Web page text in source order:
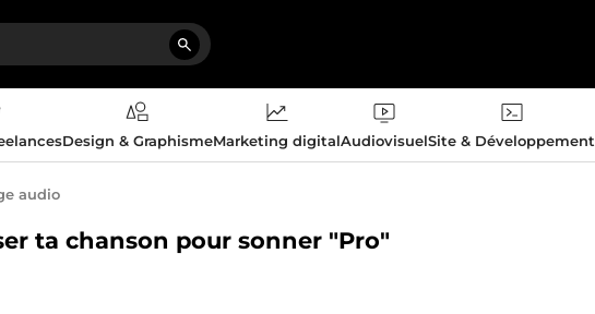
Design & GraphismeMarketing digitalAudiovisuelSite & Développement
audio
ta chanson pour sonner "Pro"